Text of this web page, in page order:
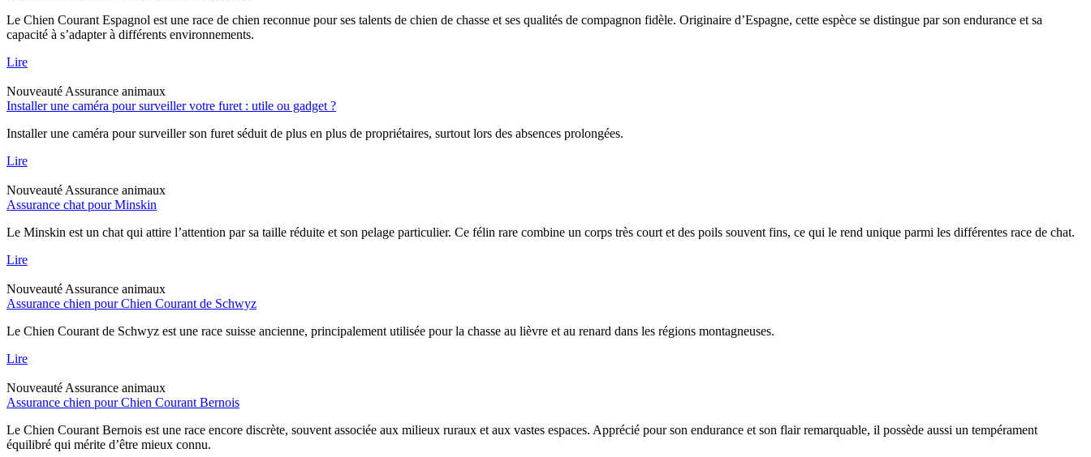
Le Chien Courant Espagnol est une race de chien reconnue pour ses talents de chien de chasse et ses qualités de compagnon fidèle. Originaire d’Espagne, cette espèce se distingue par son endurance et sa
capacité à s’adapter à différents environnements.
Lire
Nouveauté Assurance animaux
Installer une caméra pour surveiller votre furet : utile ou gadget ?
Installer une caméra pour surveiller son furet séduit de plus en plus de propriétaires, surtout lors des absences prolongées.
Lire
Nouveauté Assurance animaux
Assurance chat pour Minskin
Le Minskin est un chat qui attire l’attention par sa taille réduite et son pelage particulier. Ce félin rare combine un corps très court et des poils souvent fins, ce qui le rend unique parmi les différentes race de chat.
Lire
Nouveauté Assurance animaux
Assurance chien pour Chien Courant de Schwyz
Le Chien Courant de Schwyz est une race suisse ancienne, principalement utilisée pour la chasse au lièvre et au renard dans les régions montagneuses.
Lire
Nouveauté Assurance animaux
Assurance chien pour Chien Courant Bernois
Le Chien Courant Bernois est une race encore discrète, souvent associée aux milieux ruraux et aux vastes espaces. Apprécié pour son endurance et son flair remarquable, il possède aussi un tempérament
équilibré qui mérite d’être mieux connu.